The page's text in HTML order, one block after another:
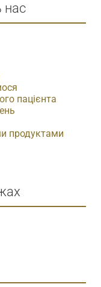
нас
пацієнта
продуктами